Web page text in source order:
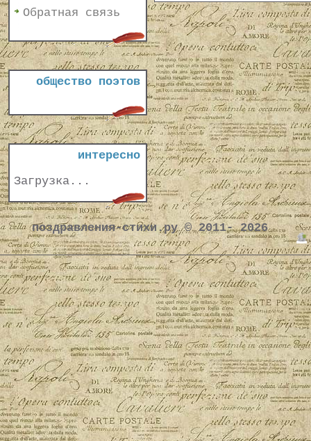
Обратная связь
общество поэтов
интересно
Загрузка...
поздравления-стихи.ру © 2011- 2026